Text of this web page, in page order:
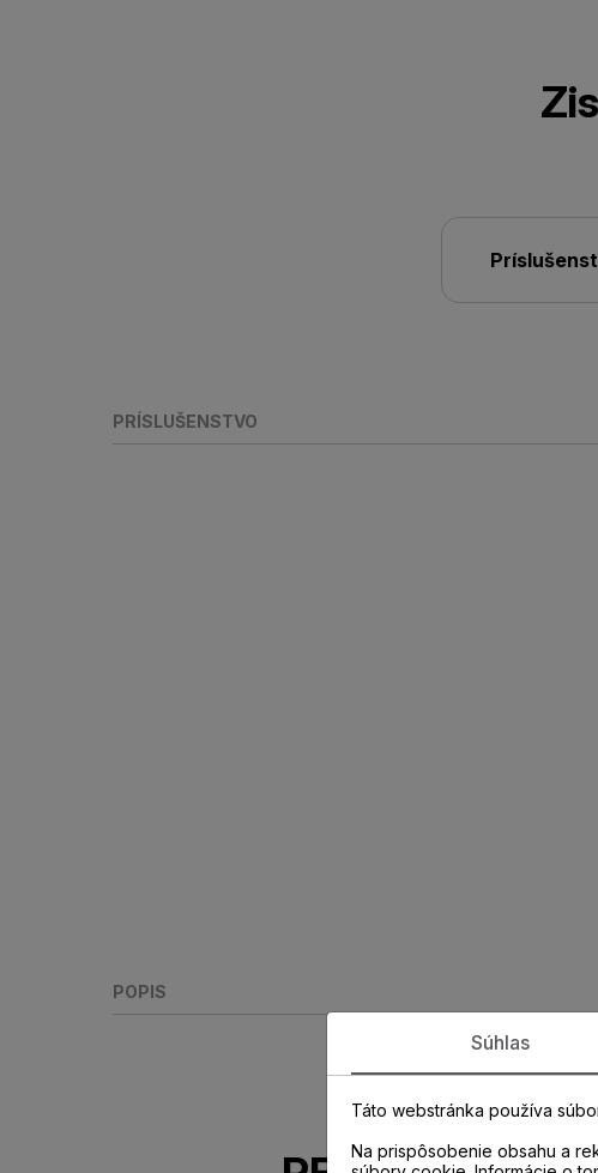
PRÍSLUŠENSTVO
POPIS
Súhlas
Táto webstránka používa
Na prispôsobenie obsahu a